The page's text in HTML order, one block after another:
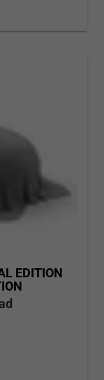
EDITION